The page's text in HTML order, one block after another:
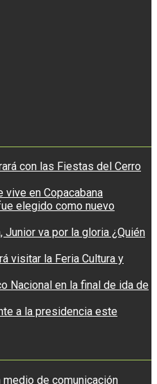
con las Fiestas del Cerro
vive en Copacabana
elegido como nuevo
Junior va por la gloria ¿Quién
visitar la Feria Cultura y
Nacional en la final de ida de
a la presidencia este
de comunicación